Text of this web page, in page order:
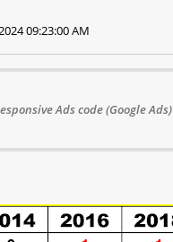
09:23:00 AM
Ads code (Google Ads)